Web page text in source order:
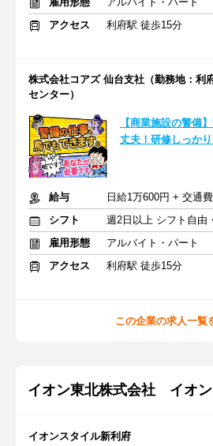
アクセス
利府駅 徒歩15分
株式会社コアズ 仙台支社（勤務地：利
センター）
【商業施設の警備
丈夫！研修しっか
給与
日給1万600円 + 交通
シフト
週2日以上 シフト自由
雇用形態
アルバイト・パート
アクセス
利府駅 徒歩15分
この企業の求人一覧
イオン東北株式会社 イオ
イオンスタイル新利府